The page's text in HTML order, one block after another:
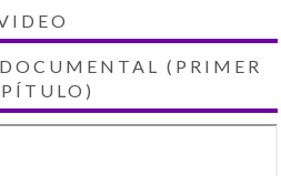
(PRIMER